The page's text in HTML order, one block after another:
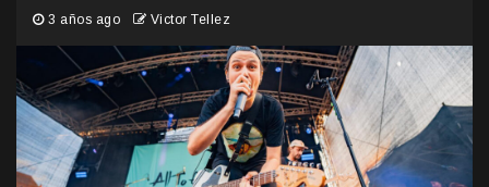
3 años ago Victor Tellez